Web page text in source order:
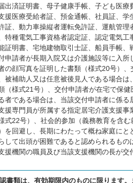
出済証明書、母子健康手帳、子ども医
援医療受給者証、預金通帳、社員証、
証、動力車操縦者運転免許証、運航管
特種電気工事資格者認定証、認定電気
証明書、宅地建物取引士証、船員手帳
申請者が長期入院又は介護施設等に入
の顔写真を証明した書類（様式20号）、
被補助人又は任意被後見人である場合
（様式21号）、交付申請者が在宅で保
者である場合は、当該交付申請者に係
援専門員が所属する指定居宅介護支援
式22号）、社会的参加（義務教育を含
を回避し、長期にわたって概ね家庭に
して出頭が困難であると認められるも
援機関の職員及び当該支援機関の長が
書類は、有効期限内のものに限ります